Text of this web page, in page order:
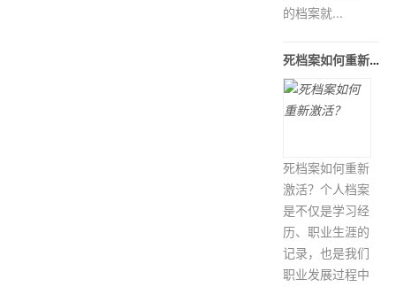
的档案就...
死档案如何重新激活？
死档案如何重新
激活？个人档案
是不仅是学习经
历、职业生涯的
记录，也是我们
职业发展过程中